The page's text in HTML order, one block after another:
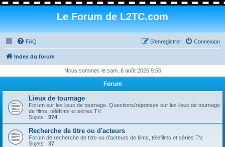
Le Forum de L2TC.com
FAQ Connexion
S’enregistrer
Index du forum
Nous sommes le sam. 8 août 2026 9:55
Forum
Lieux de tournage
Forum sur les lieux de tournage. Questions/réponses sur les lieux de tournage
de films, téléfilms et séries TV.
Sujets : 974
Recherche de titre ou d'acteurs
Forum de recherche de titre ou d'acteurs de films, téléfilms et séries TV.
Sujets : 37